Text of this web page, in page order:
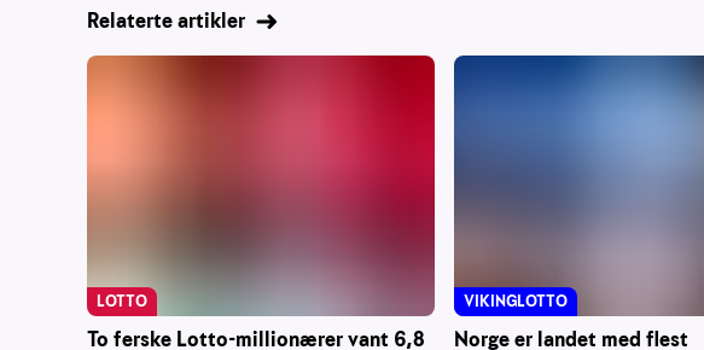
Relaterte artikler
To ferske Lotto-millionærer vant 6,8
LOTTO
Norge er landet med flest
VIKINGLOTTO